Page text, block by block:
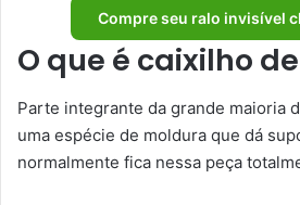
Compre seu ralo invisível
O que é caixilho
Parte integrante da grande maioria
uma espécie de moldura que dá
normalmente fica nessa peça